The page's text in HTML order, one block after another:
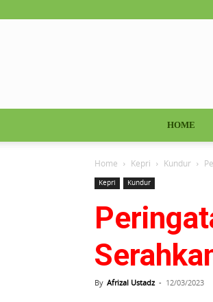
HOME
Home Kepri Kundur
Kepri Kundur
By Afrizal Ustadz - 12/03/2023